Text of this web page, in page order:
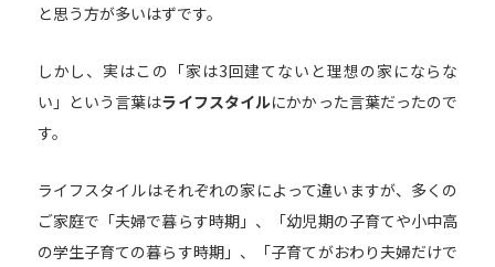
と思う方が多いはずです。
しかし、実はこの「家は3回建てないと理想の家にならな
い」という言葉はライフスタイルにかかった言葉だったので
す。
ライフスタイルはそれぞれの家によって違いますが、多くの
ご家庭で「夫婦で暮らす時期」、「幼児期の子育てや小中高
の学生子育ての暮らす時期」、「子育てがおわり夫婦だけで